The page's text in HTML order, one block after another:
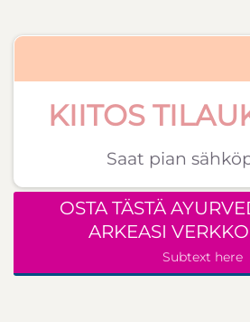
KIITOS
Saat pian
OSTA TÄSTÄ
ARKEASI
Subtext here